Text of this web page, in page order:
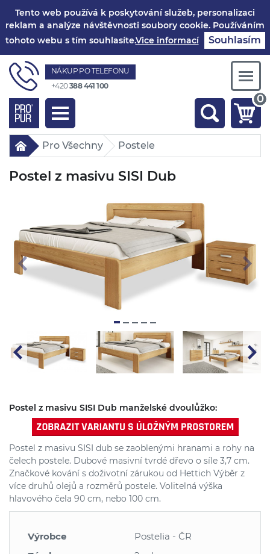
Tento web používá k poskytování služeb, personalizaci
reklam a analýze návštěvnosti soubory cookie. Používáním
tohoto webu s tím souhlasíte.Vice informací Souhlasím
NÁKUP PO TELEFONU
+420388 441 100
Toggle
navigation
0
Pro Všechny Postele
Postel z masivu SISI Dub
Postel z masivu SISI Dub manželské dvoulůžko:
Postel z masivu SISI dub se zaoblenými hranami a rohy na
čelech postele. Dubové masivní tvrdé dřevo o síle 3,7 cm.
Značkové kování s doživotní zárukou od Hettich Výběr z
více druhů olejů a rozměrů postele. Volitelná výška
hlavového čela 90 cm, nebo 100 cm.
Výrobce
Postelia - ČR